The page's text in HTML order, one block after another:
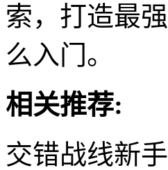
索，打造最
么入门。
相关推荐:
交错战线新